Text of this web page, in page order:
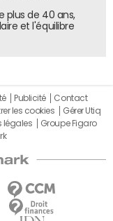
plus de 40 ans,
et l'équilibre
Publicité
Contact
les cookies
Gérer Utiq
légales
Groupe Figaro